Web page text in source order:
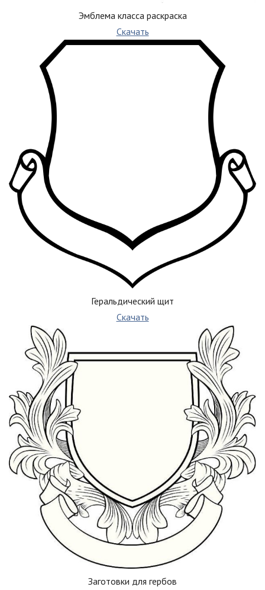
Эмблема класса раскраска
Скачать
Геральдический щит
Скачать
Заготовки для гербов